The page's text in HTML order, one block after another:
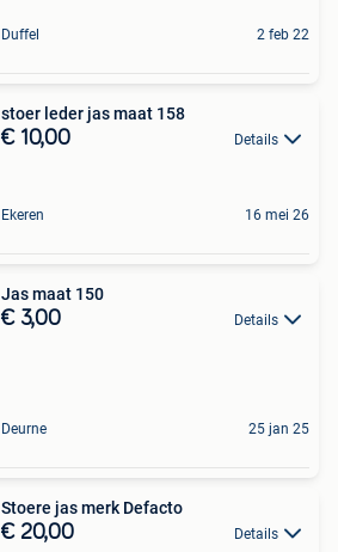
Duffel 2 feb 22
stoer leder jas maat 158
€ 10,00 Details
Ekeren 16 mei 26
Jas maat 150
€ 3,00 Details
Deurne 25 jan 25
Stoere jas merk Defacto
€ 20,00 Details